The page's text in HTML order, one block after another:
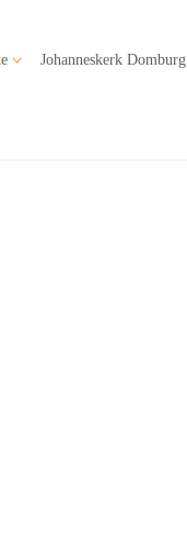
Johanneskerk Domburg